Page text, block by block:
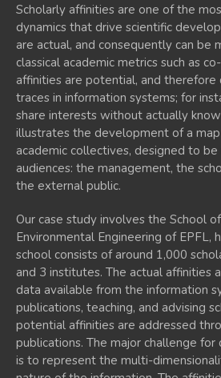
Scholarly affinities are one of the
dynamics that drive scientific
are actual, and consequently can be
classical academic metrics such as
affinities are potential, and
traces in information systems; for
share interests without actually
illustrates the development of a
academic collectives, designed to
audiences: the management, the
the external public.
Our case study involves the School
Environmental Engineering of EPFL,
school consists of around 1,000
and 3 institutes. The actual affinities
data available from the information
publications, teaching, and advising
potential affinities are addressed
publications. The major challenge for
is to represent the multi-